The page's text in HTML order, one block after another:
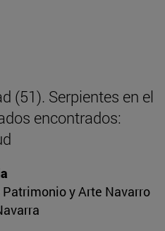
(51). Serpientes en el
encontrados:
y Arte Navarro